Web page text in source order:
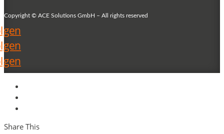
Copyright © ACE Solutions GmbH – All rights reserved
Share This